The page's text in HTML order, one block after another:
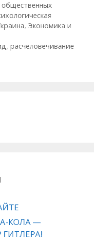
, Экономика и
, расчеловечивание
КОЛА —